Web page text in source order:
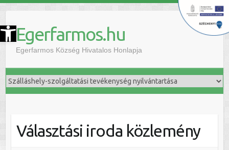
Eszköztár megnyitása Egerfarmos.hu
Egerfarmos Község Hivatalos Honlapja
Választási iroda közlemény